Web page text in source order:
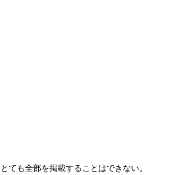
も全部を掲載することはできない。